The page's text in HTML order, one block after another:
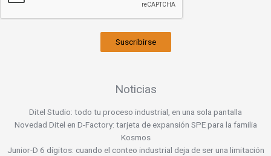
Suscribirse
Noticias
Ditel Studio: todo tu proceso industrial, en una sola pantalla
Novedad Ditel en D-Factory: tarjeta de expansión SPE para la familia
Kosmos
Junior-D 6 dígitos: cuando el conteo industrial deja de ser una limitación